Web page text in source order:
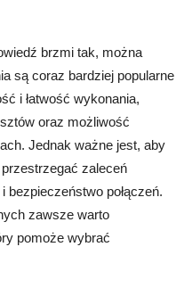
brzmi tak, można
są coraz bardziej popularne
i łatwość wykonania,
oraz możliwość
Jednak ważne jest, aby
zaleceń
bezpieczeństwo połączeń.
zawsze warto
pomoże wybrać